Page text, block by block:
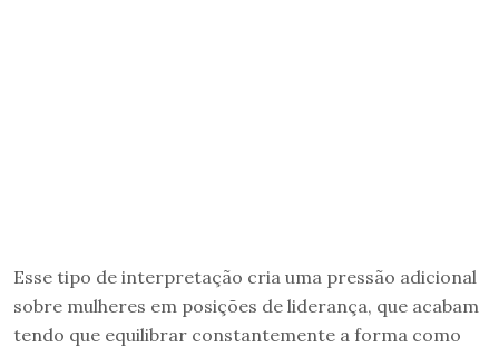
Esse tipo de interpretação cria uma pressão adicional
sobre mulheres em posições de liderança, que acabam
tendo que equilibrar constantemente a forma como